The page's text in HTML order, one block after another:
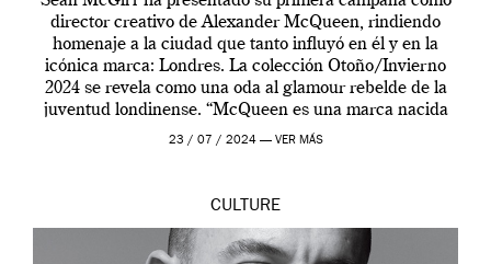
director creativo de Alexander McQueen, rindiendo
homenaje a la ciudad que tanto influyó en él y en la
icónica marca: Londres. La colección Otoño/Invierno
2024 se revela como una oda al glamour rebelde de la
juventud londinense. “McQueen es una marca nacida
en Londres y siempre ha […]
23 / 07 / 2024 — VER MÁS
CULTURE